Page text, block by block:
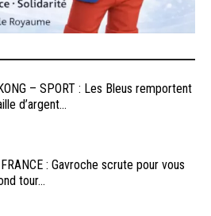
– SPORT : Les Bleus remportent
d’argent...
: Gavroche scrute pour vous
tour...